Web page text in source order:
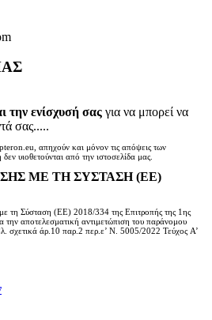
την ενίσχυσή σας για να μπορεί να
σας.....
απηχούν και μόνον τις απόψεις των
υιοθετούνται από την ιστοσελίδα μας.
ΜΕ ΤΗ ΣΥΣΤΑΣΗ (ΕΕ)
τη Σύσταση (ΕΕ) 2018/334 της Επιτροπής της 1ης
την αποτελεσματική αντιμετώπιση του παράνομου
σχετικά άρ.10 παρ.2 περ.ε’ Ν. 5005/2022 Τεύχος A’